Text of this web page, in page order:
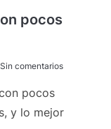
pocos
Sin comentarios
pocos
y lo mejor